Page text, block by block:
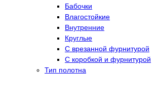
Бабочки
Влагостойкие
Внутренние
Круглые
С врезанной фурнитурой
С коробкой и фурнитурой
Тип полотна